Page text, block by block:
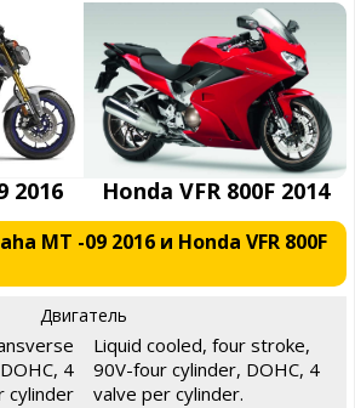
2016 Honda VFR 800F 2014
MT -09 2016 и Honda VFR 800F
Двигатель
4
cylinder
Liquid cooled, four stroke,
90V-four cylinder, DOHC, 4
valve per cylinder.